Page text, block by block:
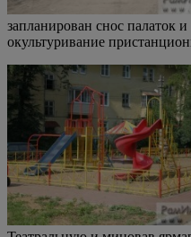
запланирован снос палаток
окультуривание